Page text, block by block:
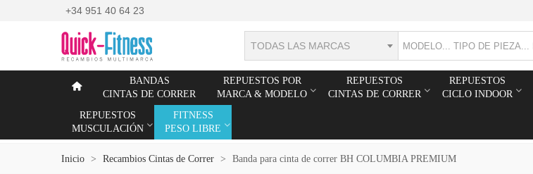
+34 951 40 64 23
TODAS LAS MARCAS
BANDAS
CINTAS DE CORRER
REPUESTOS POR
MARCA & MODELO
REPUESTOS
CINTAS DE CORRER
REPUESTOS
CICLO INDOOR
REPUESTOS
MUSCULACIÓN
FITNESS
PESO LIBRE
Inicio > Recambios Cintas de Correr > Banda para cinta de correr BH COLUMBIA PREMIUM